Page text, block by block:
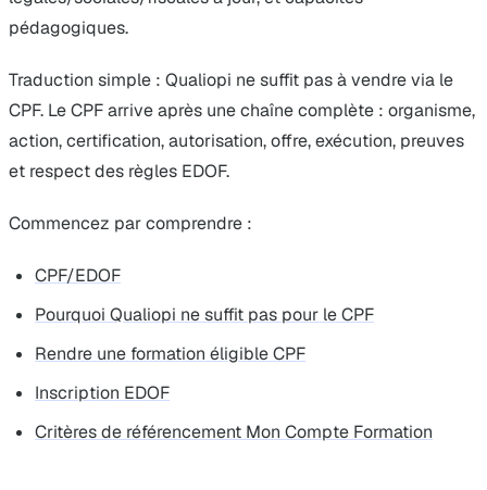
pédagogiques.
Traduction simple : Qualiopi ne suffit pas à vendre via le
CPF. Le CPF arrive après une chaîne complète : organisme,
action, certification, autorisation, offre, exécution, preuves
et respect des règles EDOF.
Commencez par comprendre :
CPF/EDOF
Pourquoi Qualiopi ne suffit pas pour le CPF
Rendre une formation éligible CPF
Inscription EDOF
Critères de référencement Mon Compte Formation